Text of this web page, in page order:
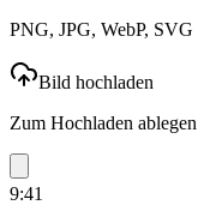
PNG, JPG, WebP, SVG
Bild hochladen
Zum Hochladen ablegen
9:41